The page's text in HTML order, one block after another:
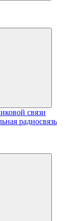
связи
радиосвязь